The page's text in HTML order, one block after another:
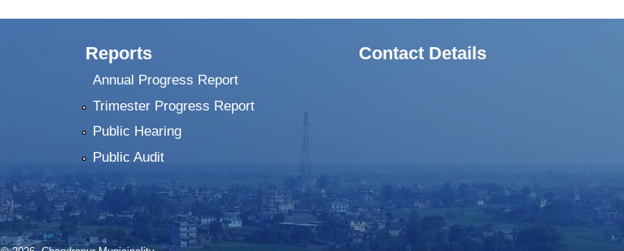
Reports
Annual Progress Report
Trimester Progress Report
Public Hearing
Public Audit
Contact Details